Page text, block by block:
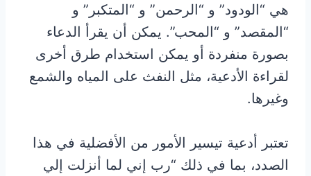
هي “الودود” و “الرحمن” و “المتكبر” و
“المقصد” و “المحب”. يمكن أن يقرأ الدعاء
بصورة منفردة أو يمكن استخدام طرق أخرى
لقراءة الأدعية، مثل النفث على المياه والشمع
وغيرها.
تعتبر أدعية تيسير الأمور من الأفضلية في هذا
الصدد، بما في ذلك “رب إني لما أنزلت إلي